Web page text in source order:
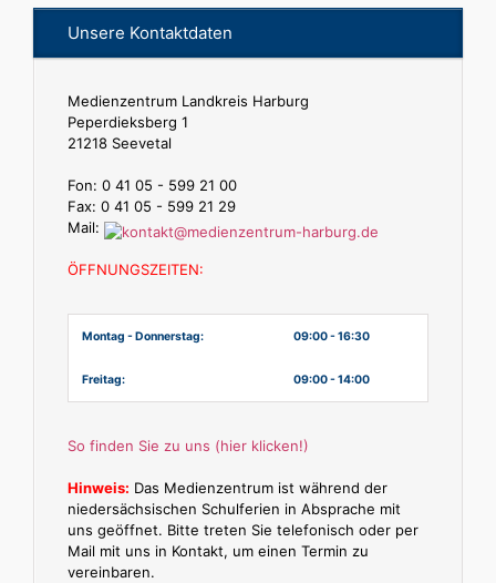
Unsere Kontaktdaten
Medienzentrum Landkreis Harburg
Peperdieksberg 1
21218 Seevetal
Fon: 0 41 05 - 599 21 00
Fax: 0 41 05 - 599 21 29
Mail:
ÖFFNUNGSZEITEN:
Montag - Donnerstag: 09:00 - 16:30
Freitag: 09:00 - 14:00
So finden Sie zu uns (hier klicken!)
Hinweis: Das Medienzentrum ist während der
niedersächsischen Schulferien in Absprache mit
uns geöffnet. Bitte treten Sie telefonisch oder per
Mail mit uns in Kontakt, um einen Termin zu
vereinbaren.